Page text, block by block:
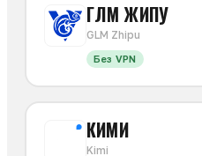
ГЛМ ЖИПУ
GLM Zhipu
Без VPN
КИМИ
Kimi